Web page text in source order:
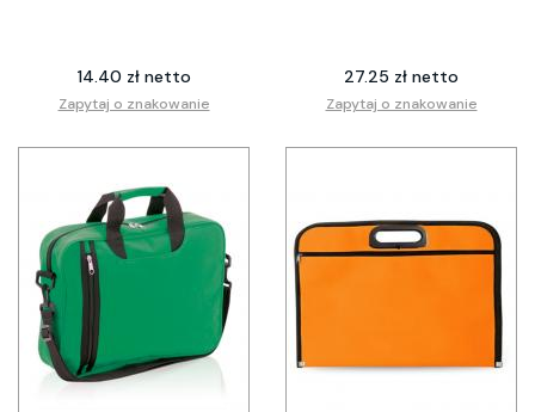
14.40 zł netto
Zapytaj o znakowanie
27.25 zł netto
Zapytaj o znakowanie